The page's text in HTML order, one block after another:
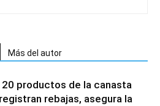
Más del autor
20 productos de la canasta
rebajas, asegura la